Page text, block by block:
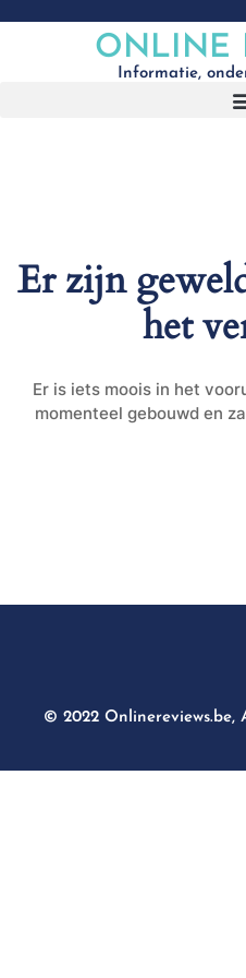
ONLINE
Informatie,
Er zijn
het
Er is iets moois in het
momenteel gebouwd en
© 2022 Onlinereviews.be,